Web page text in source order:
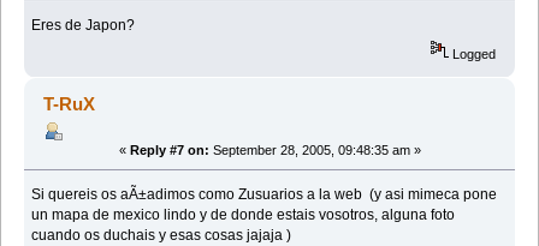
Eres de Japon?
Logged
T-RuX
« Reply #7 on: September 28, 2005, 09:48:35 am »
Si quereis os aÃ±adimos como Zusuarios a la web (y asi mimeca pone
un mapa de mexico lindo y de donde estais vosotros, alguna foto
cuando os duchais y esas cosas jajaja )